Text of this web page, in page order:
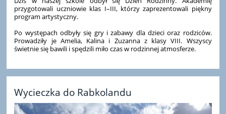
przygotowali uczniowie klas I–III, którzy zaprezentowali piękny
program artystyczny.
Po występach odbyły się gry i zabawy dla dzieci oraz rodziców.
Prowadziły je Amelia, Kalina i Zuzanna z klasy VIII. Wszyscy
świetnie się bawili i spędzili miło czas w rodzinnej atmosferze.
Wycieczka do Rabkolandu